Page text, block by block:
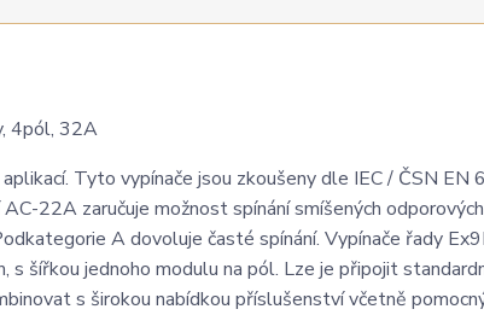
4pól, 32A
Tyto vypínače jsou zkoušeny dle IEC / ČSN EN
22A zaručuje možnost spínání smíšených
A dovoluje časté spínání. Vypínače řady
s šířkou jednoho modulu na pól. Lze je připojit
s širokou nabídkou příslušenství včetně